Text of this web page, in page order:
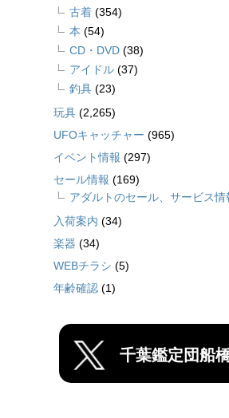
古着 (354)
本 (54)
CD・DVD (38)
アイドル (37)
釣具 (23)
玩具 (2,265)
UFOキャッチャー (965)
イベント情報 (297)
セール情報 (169)
アダルトのセール、サービス情
入荷案内 (34)
楽器 (34)
WEBチラシ (5)
年齢確認 (1)
千葉鑑定団船